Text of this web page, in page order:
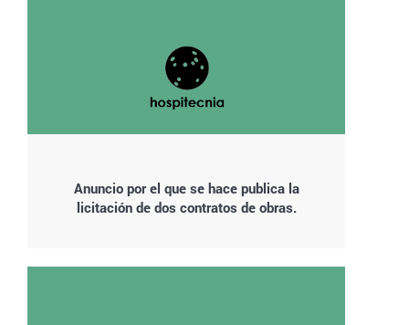
Anuncio por el que se hace publica la
licitación de dos contratos de obras.